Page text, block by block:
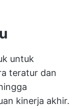
untuk
teratur dan
kinerja akhir.